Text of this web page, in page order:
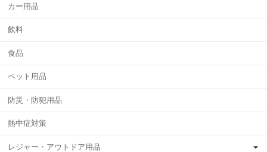
カー用品
飲料
食品
ペット用品
防災・防犯用品
熱中症対策
レジャー・アウトドア用品